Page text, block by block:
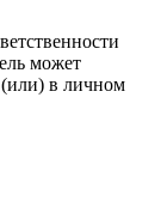
может
в личном